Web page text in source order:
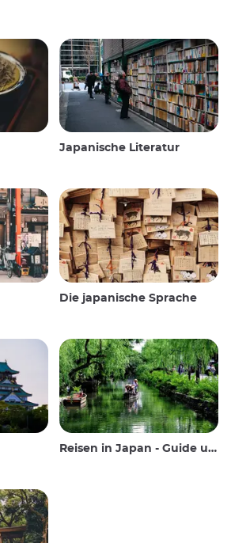
Japanische Literatur
Die japanische Sprache
Reisen in Japan - Guide und Wissenswertes